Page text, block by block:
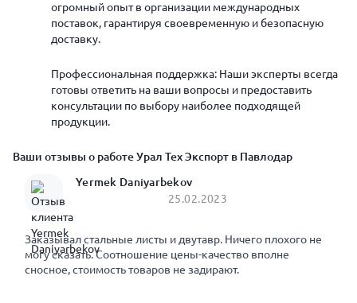
огромный опыт в организации международных
поставок, гарантируя своевременную и безопасную
доставку.
Профессиональная поддержка: Наши эксперты всегда
готовы ответить на ваши вопросы и предоставить
консультации по выбору наиболее подходящей
продукции.
Ваши отзывы о работе Урал Тех Экспорт в Павлодар
Yermek Daniyarbekov
25.02.2023
Заказывал стальные листы и двутавр. Ничего плохого не
могу сказать. Соотношение цены-качество вполне
сносное, стоимость товаров не задирают.